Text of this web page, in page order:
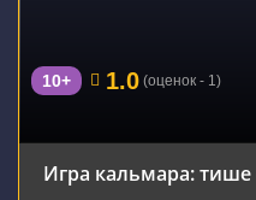
10+ 1.0 (оценок - 1)
Игра кальмара: